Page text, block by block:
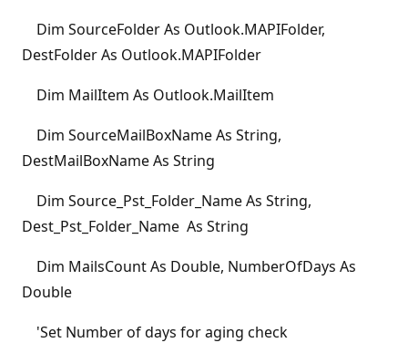
Dim SourceFolder As Outlook.MAPIFolder,
DestFolder As Outlook.MAPIFolder
Dim MailItem As Outlook.MailItem
Dim SourceMailBoxName As String,
DestMailBoxName As String
Dim Source_Pst_Folder_Name As String,
Dest_Pst_Folder_Name As String
Dim MailsCount As Double, NumberOfDays As
Double
'Set Number of days for aging check